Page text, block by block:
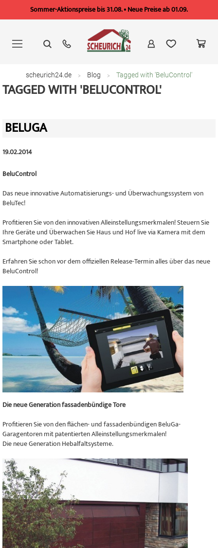
Sommer-Aktionspreise bis 31.08. • Neue Preise ab 01.09.
springen
scheurich24.de Blog Tagged with 'BeluControl'
TAGGED WITH 'BELUCONTROL'
BELUGA
19.02.2014
BeluControl
Das neue innovative Automatisierungs- und Überwachungssystem von
BeluTec!
Profitieren Sie von den innovativen Alleinstellungsmerkmalen! Steuern Sie
Ihre Geräte und Überwachen Sie Haus und Hof live via Kamera mit dem
Smartphone oder Tablet.
Erfahren Sie schon vor dem offiziellen Release-Termin alles über das neue
BeluControl!
Die neue Generation fassadenbündige Tore
Profitieren Sie von den flächen- und fassadenbündigen BeluGa-
Garagentoren mit patentierten Alleinstellungsmerkmalen!
Die neue Generation Hebalfaltsysteme.